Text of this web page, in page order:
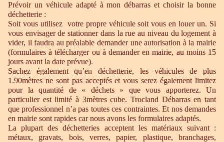
Prévoir un véhicule adapté à mon débarras et choisir la bonne
déchetterie :
Soit vous utilisez votre propre véhicule soit vous en louer un. Si
vous envisager de stationner dans la rue au niveau du logement à
vider, il faudra au préalable demander une autorisation à la mairie
(formulaires à télécharger ou à demander en mairie, au moins 15
jours avant la date prévue).
Sachez également qu’en déchetterie, les véhicules de plus
1.90mètres ne sont pas acceptés et vous serez également limitez
pour la quantité de « déchets » que vous apporterez. Un
particulier est limité à 3mètres cube. Trocland Débarras en tant
que professionnel n’a pas toutes ces contraintes. Et nos demandes
en mairie sont rapides car nous avons les formulaires adaptés.
La plupart des déchetteries acceptent les matériaux suivant :
métaux, gravats, bois, verres, papier, plastique, branchages,